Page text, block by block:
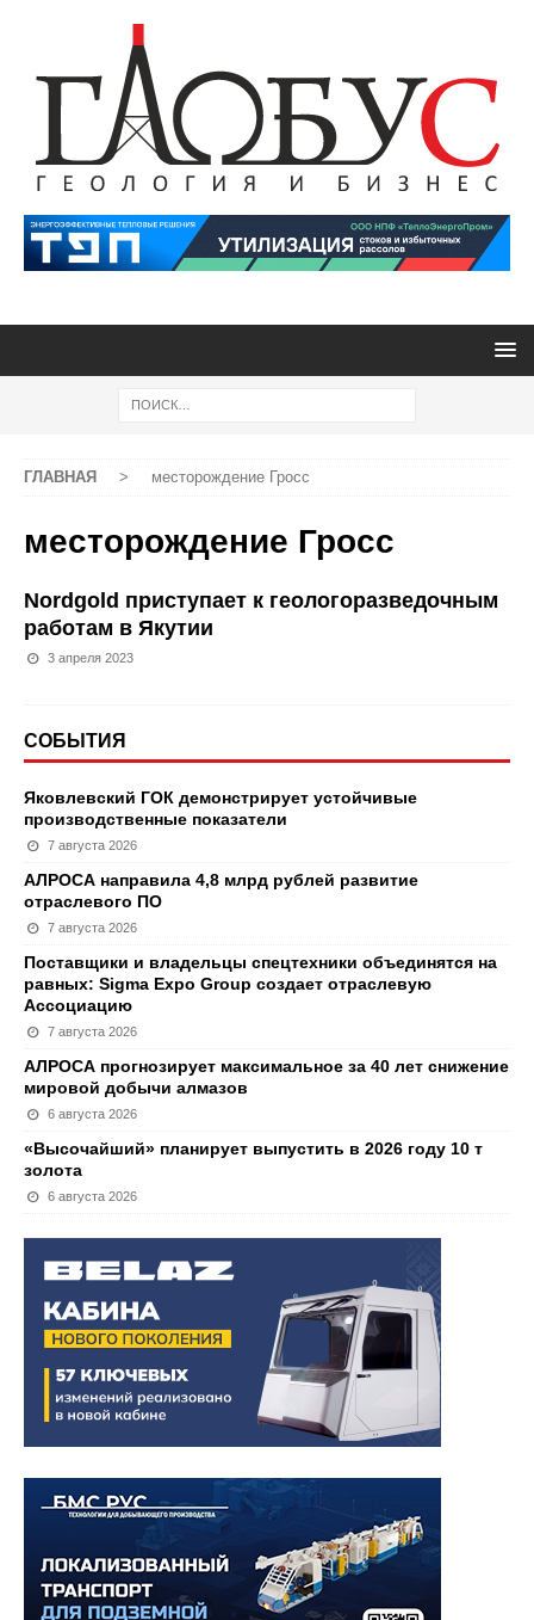
ГЛАВНАЯ > месторождение Гросс
месторождение Гросс
Nordgold приступает к геологоразведочным
работам в Якутии
3 апреля 2023
СОБЫТИЯ
Яковлевский ГОК демонстрирует устойчивые
производственные показатели
7 августа 2026
АЛРОСА направила 4,8 млрд рублей развитие
отраслевого ПО
7 августа 2026
Поставщики и владельцы спецтехники объединятся на
равных: Sigma Expo Group создает отраслевую
Ассоциацию
7 августа 2026
АЛРОСА прогнозирует максимальное за 40 лет снижение
мировой добычи алмазов
6 августа 2026
«Высочайший» планирует выпустить в 2026 году 10 т
золота
6 августа 2026